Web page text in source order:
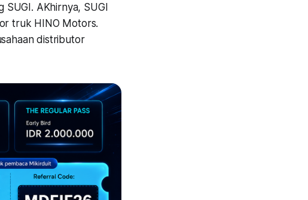
SUGI. AKhirnya, SUGI
truk HINO Motors.
distributor